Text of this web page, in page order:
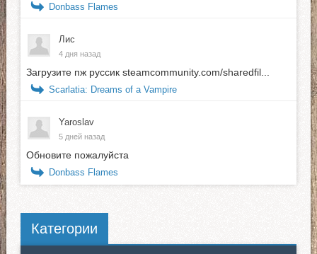
Donbass Flames
Лис
4 дня назад
Загрузите пж руссик steamcommunity.com/sharedfil...
Scarlatia: Dreams of a Vampire
Yaroslav
5 дней назад
Обновите пожалуйста
Donbass Flames
Категории